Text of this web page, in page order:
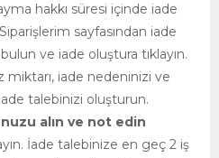
hakkı süresi içinde iade
sayfasından iade
ve iade oluştura tıklayın.
iade nedeninizi ve
talebinizi oluşturun.
alın ve not edin
İade talebinize en geç 2 iş